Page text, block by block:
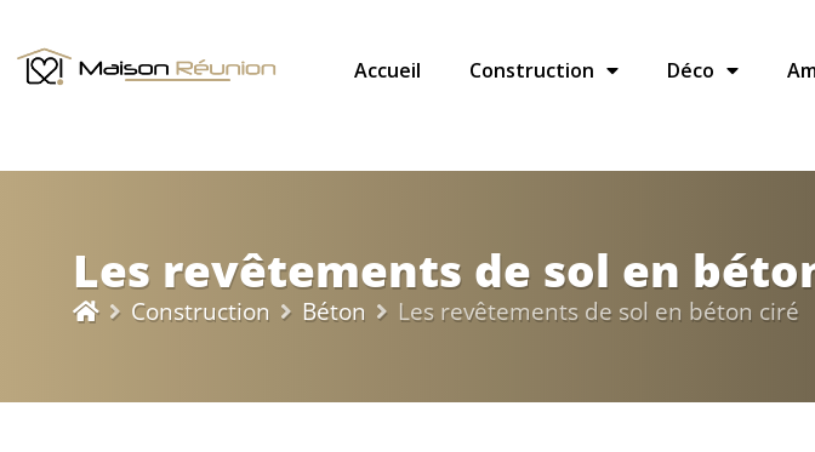
Accueil Construction Déco
Les revêtements de sol en
Construction Béton Les revêtements de sol en béton ciré